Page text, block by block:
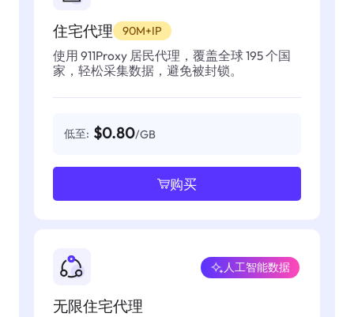
住宅代理 90M+IP
使用 911Proxy 居民代理，覆盖全球 195 个国
家，轻松采集数据，避免被封锁。
低至: $0.80/GB
购买
无限住宅代理
人工智能数据